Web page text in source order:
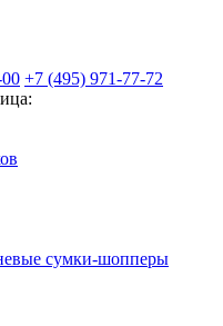
+7 (495) 971-77-72
сумки-шопперы